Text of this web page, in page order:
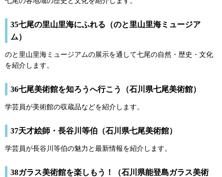
35七尾の里山里海にふれる（のと里山里海ミュージア
ム）
のと里山里海ミュージアムの展示を通して七尾の自然・歴史・文化
を紹介します。
36七尾美術館を知ろうへ行こう（石川県七尾美術館）
学芸員が美術館の収蔵品などを紹介します。
37天才絵師・長谷川等伯（石川県七尾美術館）
学芸員が長谷川等伯の魅力と最新情報を紹介します。
38ガラス美術館を楽しもう！（石川県能登島ガラス美術